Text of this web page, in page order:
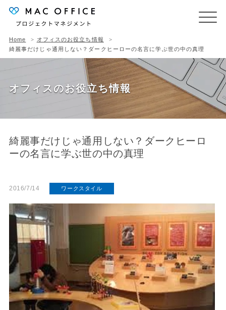
Home
オフィスのお役立ち情報
綺麗事だけじゃ通用しない？ダークヒーローの名言に学ぶ世の中の真理
オフィスのお役立ち情報
綺麗事だけじゃ通用しない？ダークヒーロ
ーの名言に学ぶ世の中の真理
2016/7/14 ワークスタイル